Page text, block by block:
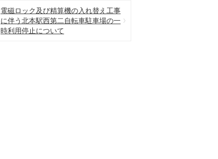
電磁ロック及び精算機の入れ替え工事
に伴う北本駅西第二自転車駐車場の一
時利用停止について